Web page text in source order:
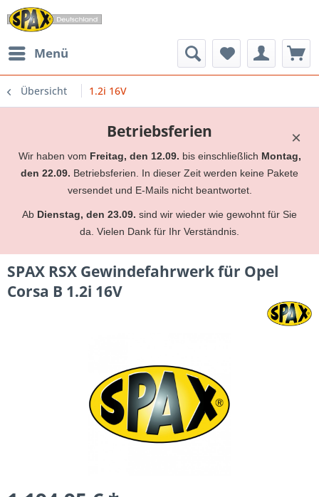
Menü
Übersicht 1.2i 16V
×
Betriebsferien
Wir haben vom Freitag, den 12.09. bis einschließlich Montag,
den 22.09. Betriebsferien. In dieser Zeit werden keine Pakete
versendet und E-Mails nicht beantwortet.
Ab Dienstag, den 23.09. sind wir wieder wie gewohnt für Sie
da. Vielen Dank für Ihr Verständnis.
SPAX RSX Gewindefahrwerk für Opel
Corsa B 1.2i 16V